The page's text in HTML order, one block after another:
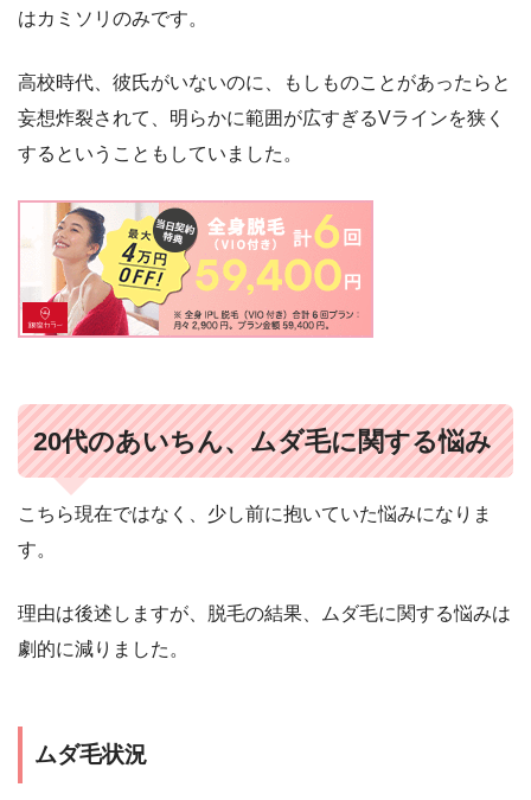
はカミソリのみです。
高校時代、彼氏がいないのに、もしものことがあったらと
妄想炸裂されて、明らかに範囲が広すぎるVラインを狭く
するということもしていました。
20代のあいちん、ムダ毛に関する悩み
こちら現在ではなく、少し前に抱いていた悩みになりま
す。
理由は後述しますが、脱毛の結果、ムダ毛に関する悩みは
劇的に減りました。
ムダ毛状況